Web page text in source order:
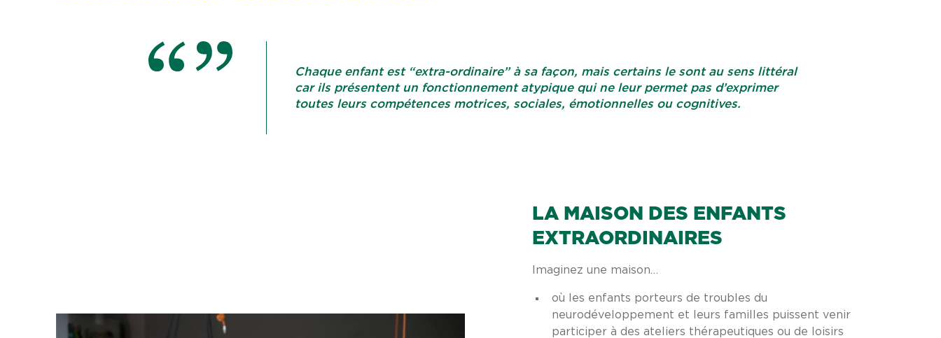
Chaque enfant est “extra-ordinaire” à sa façon, mais certains le sont au sens littéral
car ils présentent un fonctionnement atypique qui ne leur permet pas d’exprimer
toutes leurs compétences motrices, sociales, émotionnelles ou cognitives.
LA MAISON DES ENFANTS
EXTRAORDINAIRES
Imaginez une maison…
où les enfants porteurs de troubles du
neurodéveloppement et leurs familles puissent venir
participer à des ateliers thérapeutiques ou de loisirs